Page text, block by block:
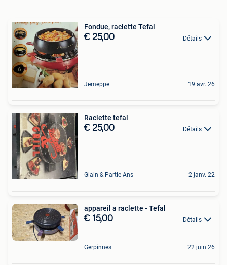
Fondue, raclette Tefal
€ 25,00 Détails
Jemeppe 19 avr. 26
Raclette tefal
€ 25,00 Détails
Glain & Partie Ans 2 janv. 22
appareil a raclette - Tefal
€ 15,00 Détails
Gerpinnes 22 juin 26